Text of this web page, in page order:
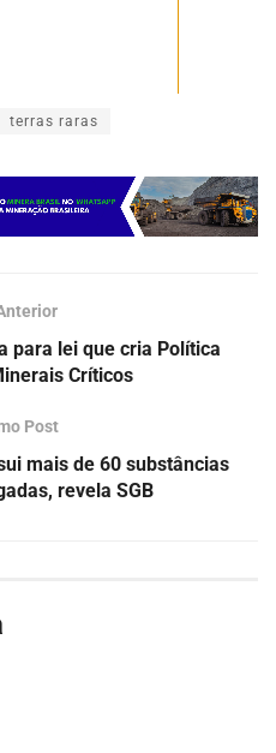
terras raras
para lei que cria Política
Críticos
Post
mais de 60 substâncias
revela SGB